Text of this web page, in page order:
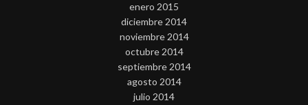
enero 2015
diciembre 2014
noviembre 2014
octubre 2014
septiembre 2014
agosto 2014
julio 2014